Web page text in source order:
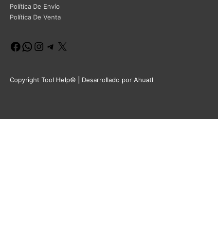
Política De Envío
Política De Venta
Facebook
WhatsApp
Instagram
Telegram
Copyright Tool Help© | Desarrollado por Ahuatl